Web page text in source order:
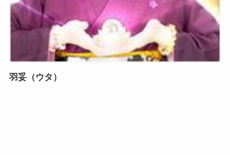
羽妥（ウタ）